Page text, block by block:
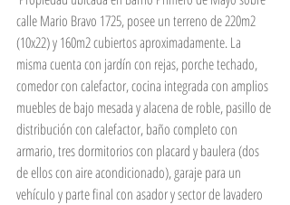
calle Mario Bravo 1725, posee un terreno de 220m2
(10x22) y 160m2 cubiertos aproximadamente. La
misma cuenta con jardín con rejas, porche techado,
comedor con calefactor, cocina integrada con amplios
muebles de bajo mesada y alacena de roble, pasillo de
distribución con calefactor, baño completo con
armario, tres dormitorios con placard y baulera (dos
de ellos con aire acondicionado), garaje para un
vehículo y parte final con asador y sector de lavadero